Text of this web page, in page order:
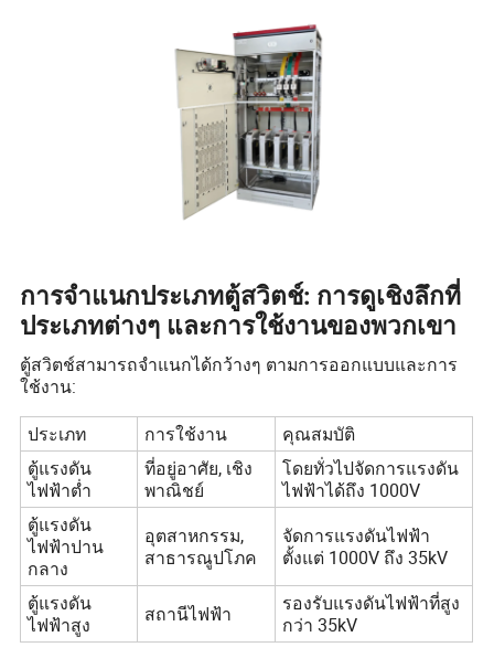
การจำแนกประเภทตู้สวิตช์: การดูเชิงลึกที่
ประเภทต่างๆ และการใช้งานของพวกเขา
ตู้สวิตช์สามารถจำแนกได้กว้างๆ ตามการออกแบบและการ
ใช้งาน:
ประเภท
การใช้งาน
คุณสมบัติ
ตู้แรงดัน
ไฟฟ้าต่ำ
ที่อยู่อาศัย, เชิง
พาณิชย์
โดยทั่วไปจัดการแรงดัน
ไฟฟ้าได้ถึง 1000V
ตู้แรงดัน
ไฟฟ้าปาน
กลาง
อุตสาหกรรม,
สาธารณูปโภค
จัดการแรงดันไฟฟ้า
ตั้งแต่ 1000V ถึง 35kV
ตู้แรงดัน
ไฟฟ้าสูง
สถานีไฟฟ้า
รองรับแรงดันไฟฟ้าที่สูง
กว่า 35kV